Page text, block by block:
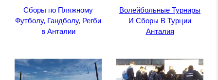
Сборы по Пляжному
Футболу, Гандболу, Регби
в Анталии
Волейбольные Турниры
И Сборы В Турции
Анталия